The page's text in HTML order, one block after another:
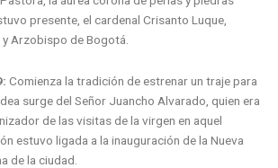
presente, el cardenal Crisanto Luque,
Arzobispo de Bogotá.
Comienza la tradición de estrenar un traje para
surge del Señor Juancho Alvarado, quien era
de las visitas de la virgen en aquel
estuvo ligada a la inauguración de la Nueva
de la ciudad.